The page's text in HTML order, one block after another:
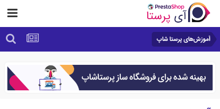
آموزش‌های پرستا شاپ